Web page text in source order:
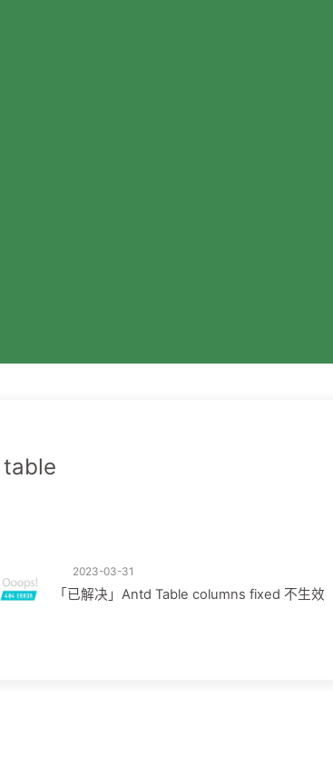
2023-03-31
「已解决」Antd Table columns fixed 不生效